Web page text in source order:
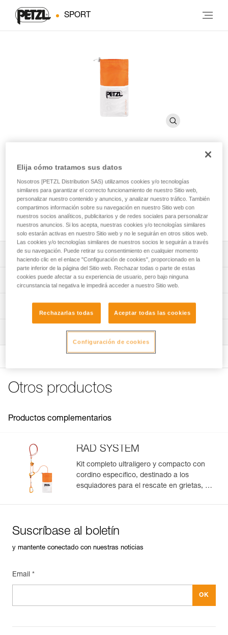
SPORT
Bolsa para RAD SYSTEM
Bolsa de recambio para el kit RAD SYSTEM
Bolsa de recambio para el kit RAD SYSTEM.
Descripción
Compatible con los kits RAD SYSTEM comercializados a
partir de 2020 (K011AA00 y K011AB00).
Características técnicas
Características por referencia
Referencia : K012AA00
Garantía : 3 Años
Información técnica
Ver todo el contenido técnico
Otros productos
Productos complementarios
RAD SYSTEM
Kit completo ultraligero y compacto con
cordino específico, destinado a los
esquiadores para el rescate en grietas, el
Suscríbase al boletín
y mantente conectado con nuestras noticias
Email *
Elija cómo tratamos sus datos
Nosotros [PETZL Distribution SAS) utilizamos cookies y/o tecnologías
similares para garantizar el correcto funcionamiento de nuestro Sitio web,
personalizar nuestro contenido y anuncios, y analizar nuestro tráfico. También
compartimos información sobre su navegación en nuestro Sitio web con
nuestros socios analíticos, publicitarios y de redes sociales para personalizar
nuestros anuncios. Si los acepta, nuestras cookies y/o tecnologías similares
solo estarán activas en nuestro Sitio web y no le seguirán en otros sitios web.
Las cookies y/o tecnologías similares de nuestros socios le seguirán a través
de su navegación. Puede retirar su consentimiento en cualquier momento
haciendo clic en el enlace "Configuración de cookies", proporcionado en la
parte inferior de la página del Sitio web. Rechazar todas o parte de estas
cookies puede afectar a su experiencia de usuario, pero bajo ninguna
circunstancia tal negativa le impedirá acceder a nuestro Sitio web.
Rechazarlas todas Aceptar todas las cookies
Configuración de cookies